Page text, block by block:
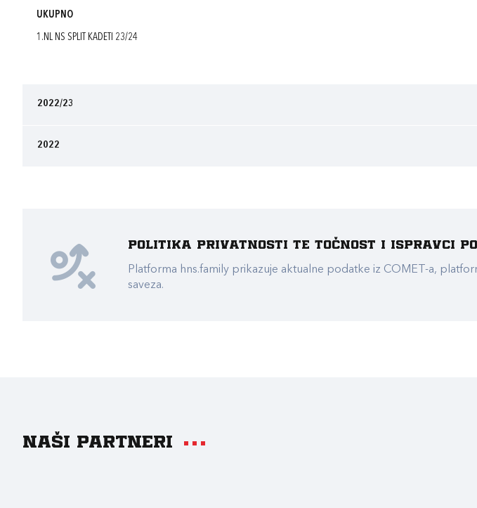
UKUPNO
1.NL NS SPLIT KADETI 23/24
2022/23
2022
Politika privatnosti te točnost i ispravci
Platforma hns.family prikazuje aktualne podatke iz COMET-a,
saveza.
Naši partneri